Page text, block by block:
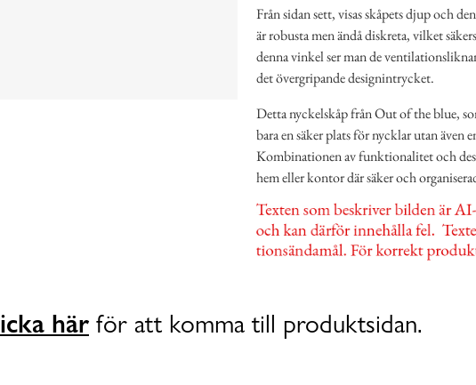
Från sidan sett, visas skåpets djup och
är robusta men ändå diskreta, vilket
denna vinkel ser man de
det övergripande designintrycket.
Detta nyckelskåp från Out of the blue,
bara en säker plats för nycklar utan även
Kombinationen av funktionalitet och
hem eller kontor där säker och
här för att komma till produktsidan.